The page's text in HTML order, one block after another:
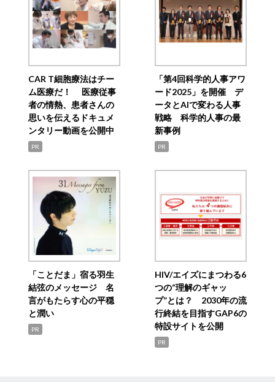
CAR T細胞療法はチー
ム医療だ！ 医療従事
者の情熱、患者さんの
思いを伝えるドキュメ
ンタリー動画を公開中
PR
「第4回科学的人事アワ
ード2025」を開催 デ
ータとAIで変わる人事
戦略 科学的人事の最
新事例
PR
「ことだま」宿る羽生
結弦のメッセージ 名
言がもたらす心の平穏
と潤い
PR
HIV/エイズにまつわる6
つの“理解のギャッ
プ”とは？ 2030年の流
行終結を目指すGAP6の
特設サイトを公開
PR